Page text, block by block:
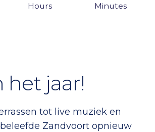
Hours Minutes
het jaar!
tot live muziek en
Zandvoort opnieuw